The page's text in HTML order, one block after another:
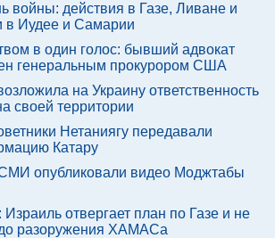
войны: действия в Газе, Ливане и
в Иудее и Самарии
в один голос: бывший адвокат
генеральным прокурором США
на Украину ответственность
своей территории
Нетаниягу передавали
Катару
опубликовали видео Моджтабы
Израиль отвергает план по Газе и не
разоружения ХАМАСа